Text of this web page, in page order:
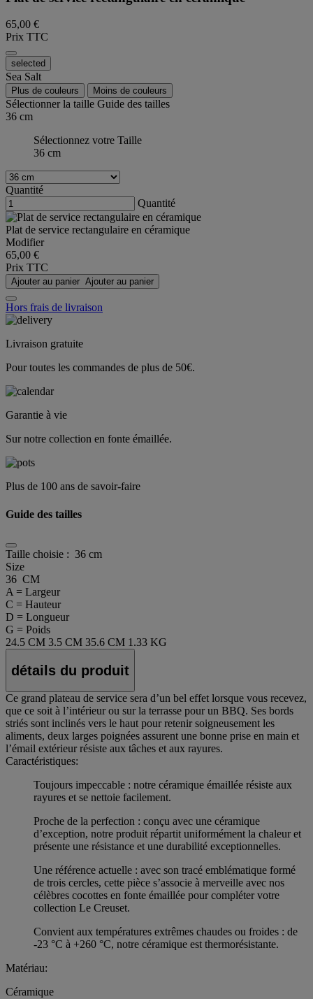
65,00 €
Prix TTC
selected
Sea Salt
Plus de couleurs Moins de couleurs
Sélectionner la taille Guide des tailles
36 cm
Sélectionnez votre Taille
36 cm
Quantité
Quantité
Plat de service rectangulaire en céramique
Modifier
65,00 €
Prix TTC
Ajouter au panier Ajouter au panier
Hors frais de livraison
Livraison gratuite
Pour toutes les commandes de plus de 50€.
Garantie à vie
Sur notre collection en fonte émaillée.
Plus de 100 ans de savoir-faire
Guide des tailles
Taille choisie : 36 cm
Size
36 CM
A = Largeur
C = Hauteur
D = Longueur
G = Poids
24.5 CM 3.5 CM 35.6 CM 1.33 KG
détails du produit
Ce grand plateau de service sera d’un bel effet lorsque vous recevez,
que ce soit à l’intérieur ou sur la terrasse pour un BBQ. Ses bords
striés sont inclinés vers le haut pour retenir soigneusement les
aliments, deux larges poignées assurent une bonne prise en main et
l’émail extérieur résiste aux tâches et aux rayures.
Caractéristiques:
Toujours impeccable : notre céramique émaillée résiste aux
rayures et se nettoie facilement.
Proche de la perfection : conçu avec une céramique
d’exception, notre produit répartit uniformément la chaleur et
présente une résistance et une durabilité exceptionnelles.
Une référence actuelle : avec son tracé emblématique formé
de trois cercles, cette pièce s’associe à merveille avec nos
célèbres cocottes en fonte émaillée pour compléter votre
collection Le Creuset.
Convient aux températures extrêmes chaudes ou froides : de
-23 °C à +260 °C, notre céramique est thermorésistante.
Matériau:
Céramique